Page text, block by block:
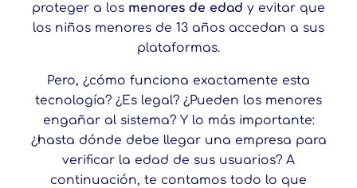
proteger a los menores de edad y evitar que
los niños menores de 13 años accedan a sus
plataformas.
Pero, ¿cómo funciona exactamente esta
tecnología? ¿Es legal? ¿Pueden los menores
engañar al sistema? Y lo más importante:
¿hasta dónde debe llegar una empresa para
verificar la edad de sus usuarios? A
continuación, te contamos todo lo que